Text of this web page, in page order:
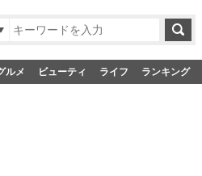
ルメ ビューティ ライフ ランキング